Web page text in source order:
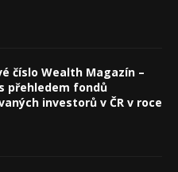
číslo Wealth Magazín –
přehledem fondů
investorů v ČR v roce